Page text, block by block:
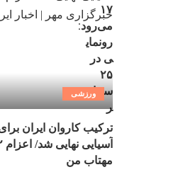
ورزشی
ترکیب کاروان ایران
مهتاب من